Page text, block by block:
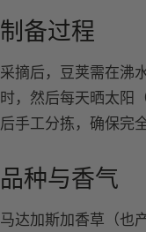
制备过程
采摘后，豆荚需在沸
时，然后每天晒太阳
后手工分拣，确保完
品种与香气
马达加斯加香草（也